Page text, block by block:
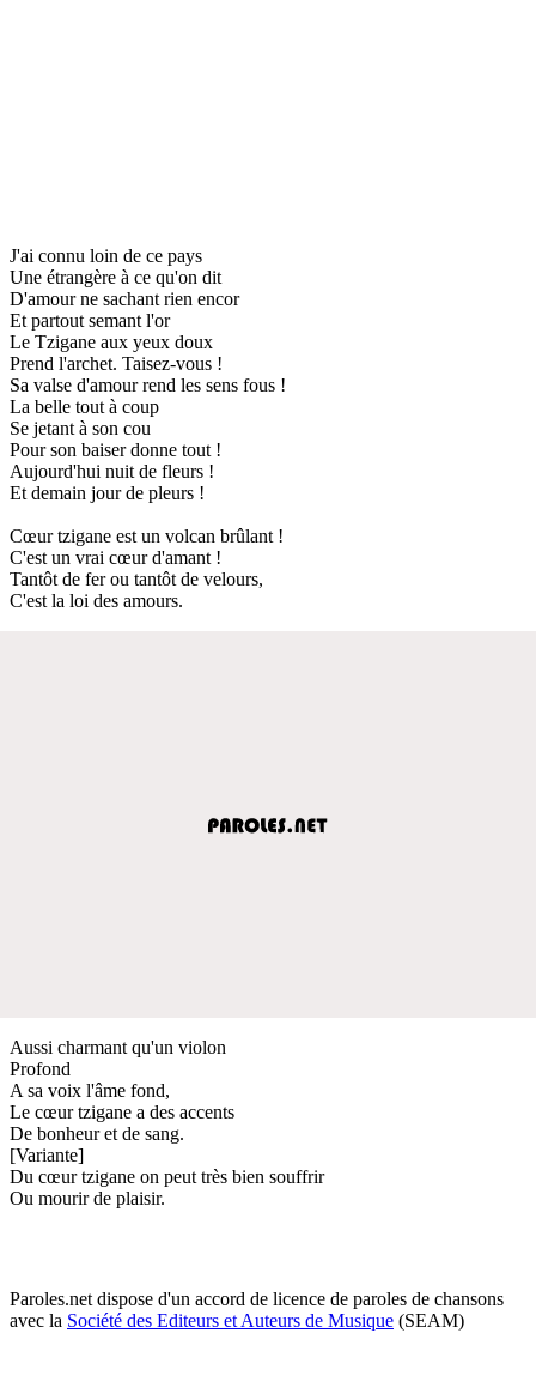
J'ai connu loin de ce pays
Une étrangère à ce qu'on dit
D'amour ne sachant rien encor
Et partout semant l'or
Le Tzigane aux yeux doux
Prend l'archet. Taisez-vous !
Sa valse d'amour rend les sens fous !
La belle tout à coup
Se jetant à son cou
Pour son baiser donne tout !
Aujourd'hui nuit de fleurs !
Et demain jour de pleurs !
Cœur tzigane est un volcan brûlant !
C'est un vrai cœur d'amant !
Tantôt de fer ou tantôt de velours,
C'est la loi des amours.
Aussi charmant qu'un violon
Profond
A sa voix l'âme fond,
Le cœur tzigane a des accents
De bonheur et de sang.
[Variante]
Du cœur tzigane on peut très bien souffrir
Ou mourir de plaisir.
Paroles.net dispose d'un accord de licence de paroles de chansons
avec la Société des Editeurs et Auteurs de Musique (SEAM)